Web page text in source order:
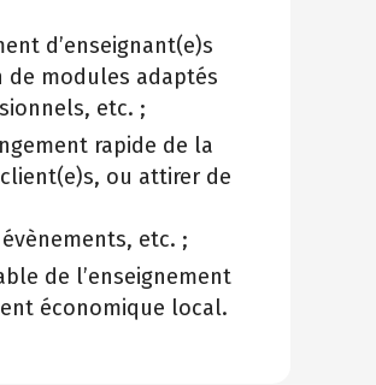
d’enseignant(e)s
de modules adaptés
etc. ;
rapide de la
ou attirer de
etc. ;
de l’enseignement
économique local.